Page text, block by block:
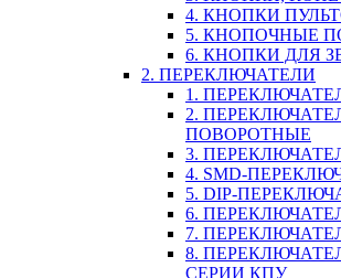
4. КНОПКИ
5. КНОПОЧНЫЕ
6. КНОПКИ ДЛЯ
2. ПЕРЕКЛЮЧАТЕЛИ
1.
2.
ПОВОРОТНЫЕ
3.
4. SMD-
5. DIP-
6.
7.
8.
СЕРИИ КПУ